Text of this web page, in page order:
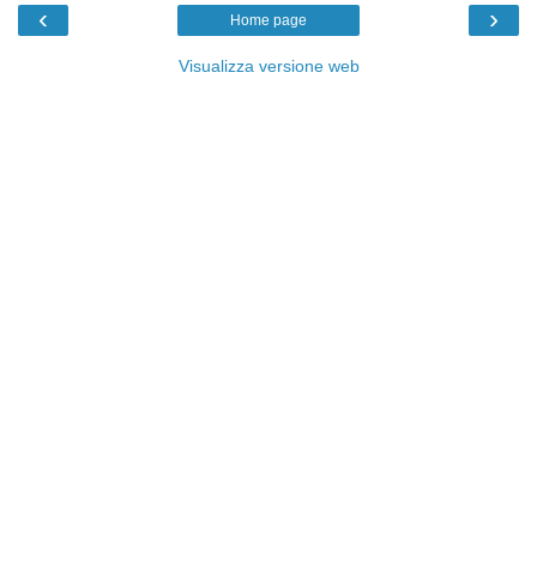
‹ ›
Home page
Visualizza versione web